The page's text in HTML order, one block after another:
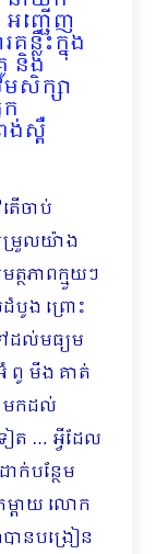
អញ្ជើញ
ន្លឹះក្នុង
និង
សិក្សា
ក
ង់ស្ពឺ
ើចាប់
ម្រួលយ៉ាង
ថភាពក្មួយៗ
បូង ព្រោះ
ដល់មធ្យម
មីង គាត់
មកដល់
ត … អ្វីដែល
ក់បន្ថែម
តាយ លោក​
ានបង្រៀន